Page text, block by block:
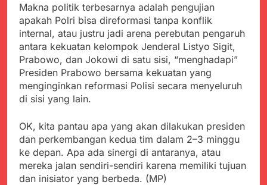
Makna politik terbesarnya adalah pengujian
apakah Polri bisa direformasi tanpa konflik
internal, atau justru jadi arena perebutan pengaruh
antara kekuatan kelompok Jenderal Listyo Sigit,
Prabowo, dan Jokowi di satu sisi, “menghadapi”
Presiden Prabowo bersama kekuatan yang
menginginkan reformasi Polisi secara menyeluruh
di sisi yang lain.
OK, kita pantau apa yang akan dilakukan presiden
dan perkembangan kedua tim dalam 2–3 minggu
ke depan. Apa ada sinergi di antaranya, atau
mereka jalan sendiri-sendiri karena memiliki tujuan
dan inisiator yang berbeda. (MP)